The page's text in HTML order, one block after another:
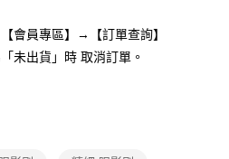
將依據個別帳號之用戶狀況，依本公司即
有額度不足之情形，本公司將視審查結果
他人資訊註冊。若發現惡意使用之情形，
會員專區】→【訂單查詢】
未出貨」時 取消訂單。